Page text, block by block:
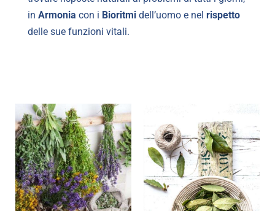
in Armonia con i Bioritmi dell’uomo e nel rispetto
delle sue funzioni vitali.